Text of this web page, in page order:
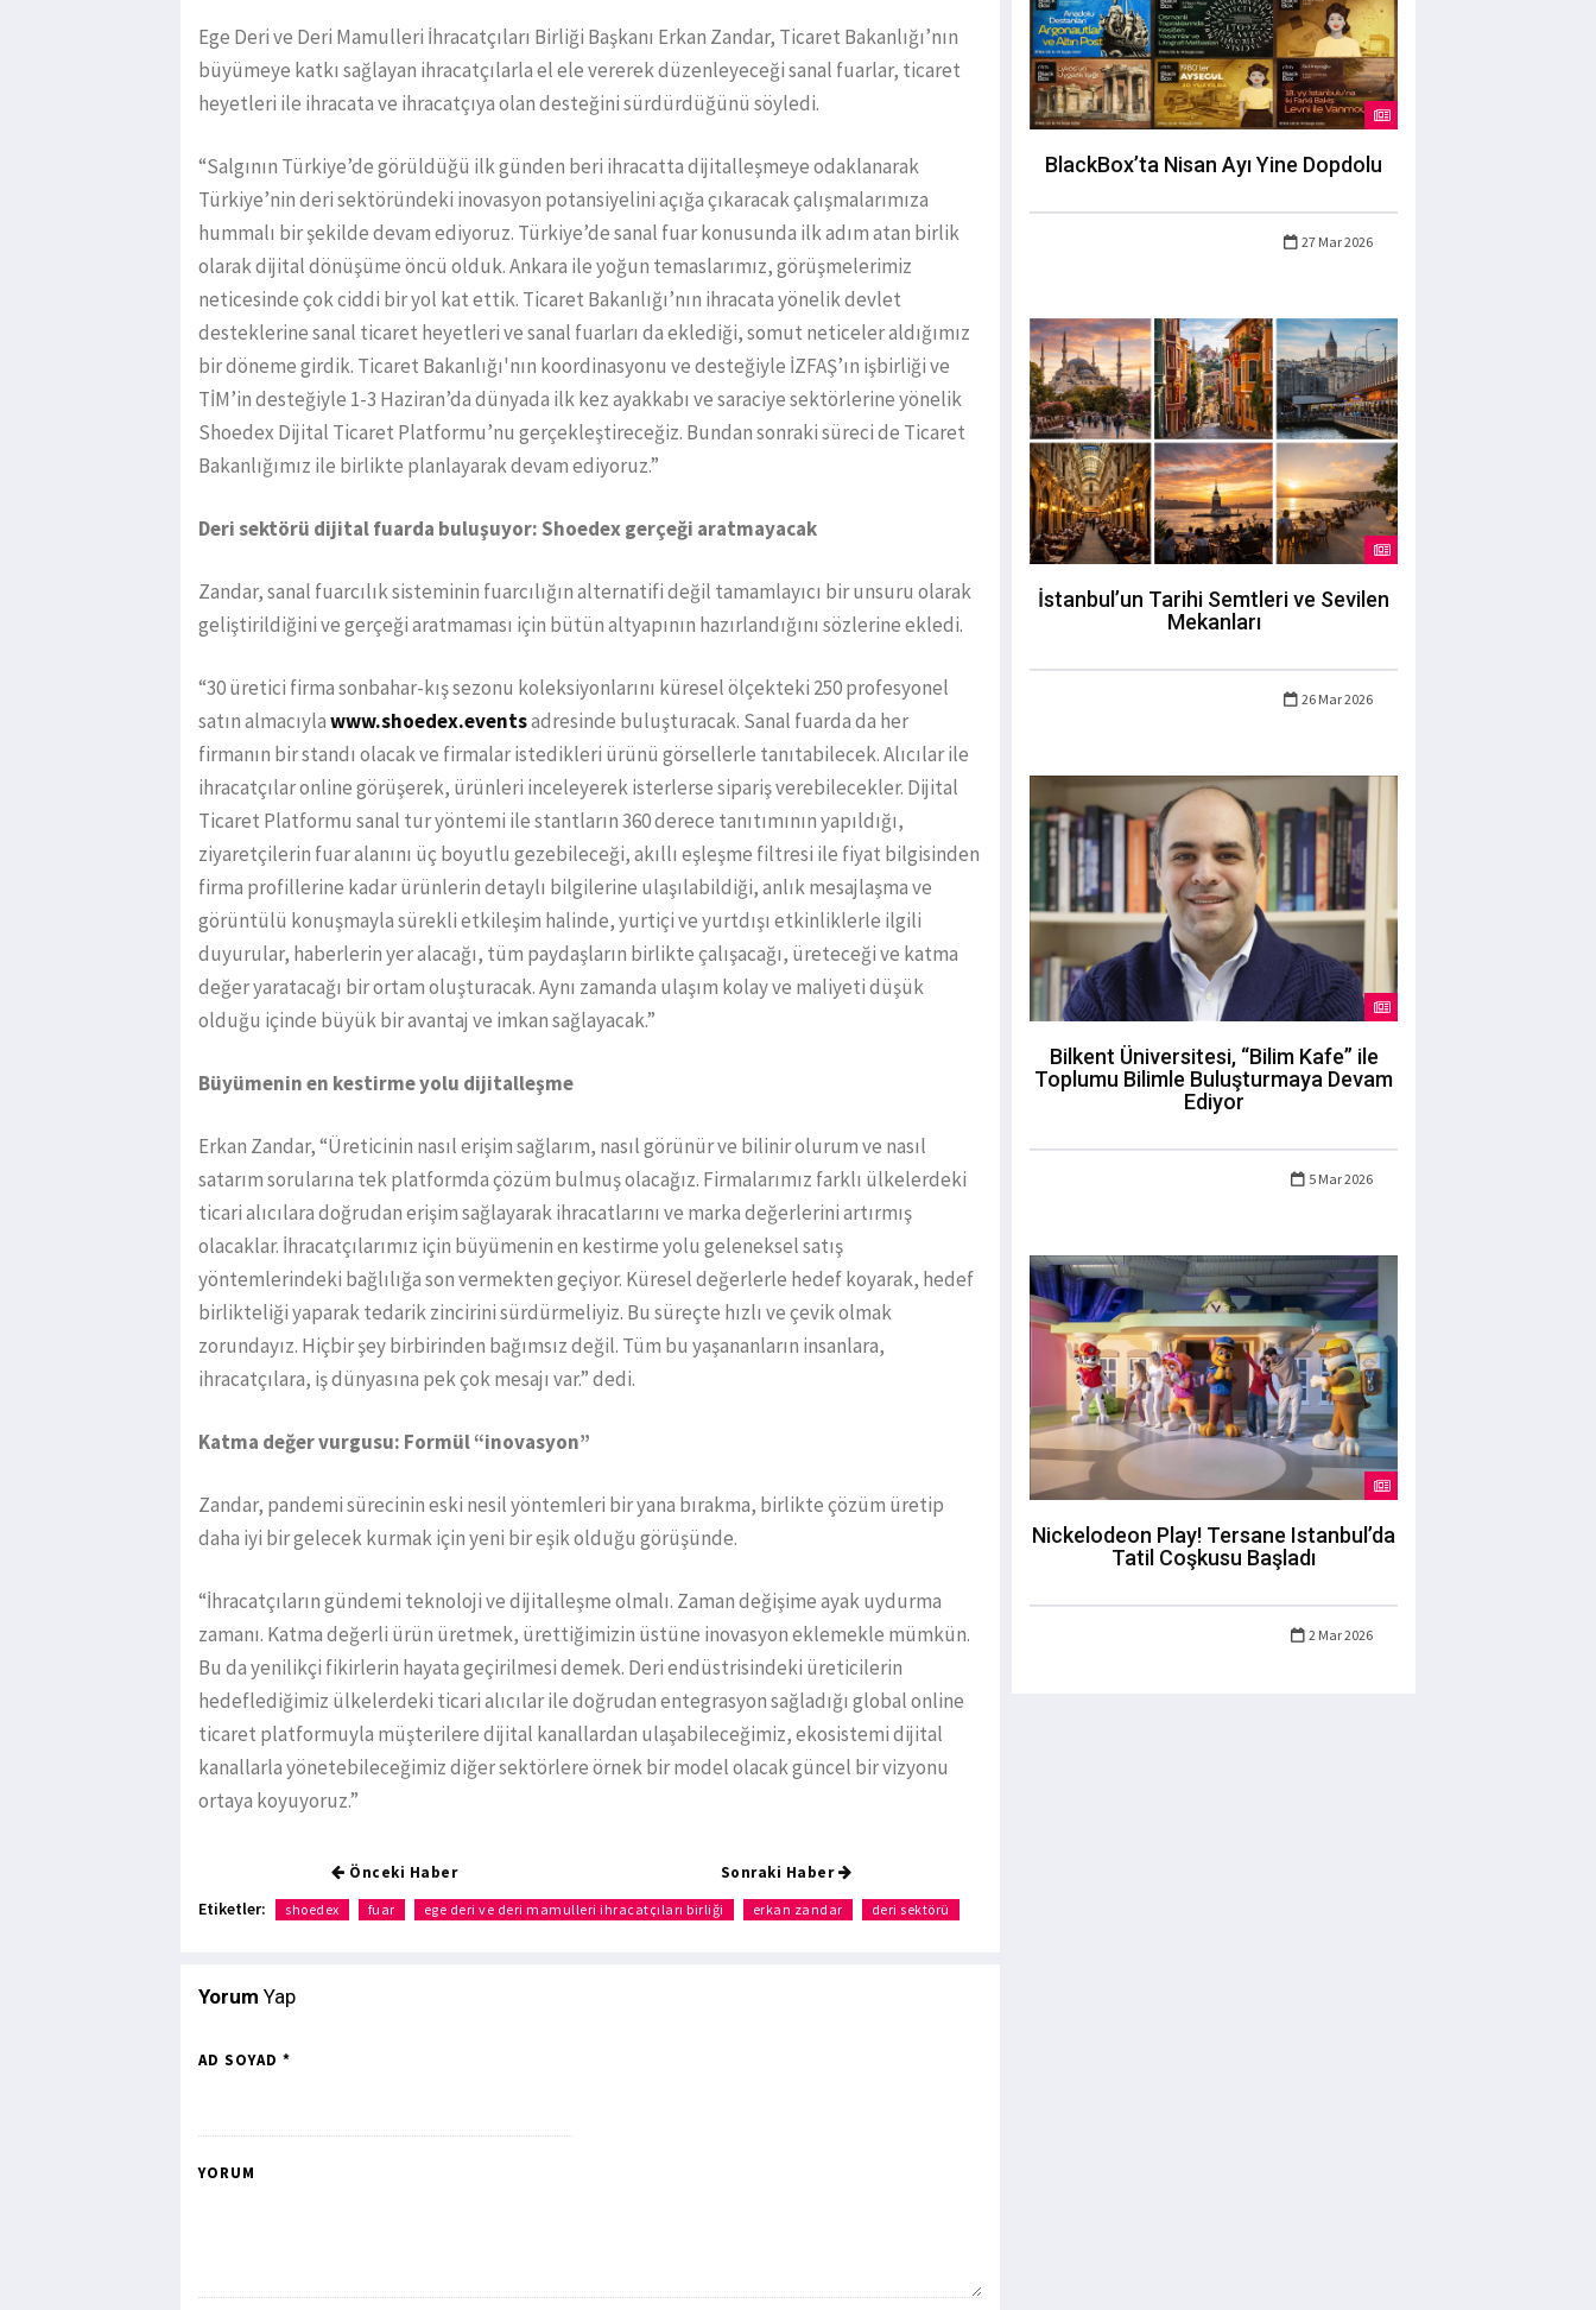
Ege Deri ve Deri Mamulleri İhracatçıları Birliği Başkanı Erkan Zandar, Ticaret Bakanlığı’nın
büyümeye katkı sağlayan ihracatçılarla el ele vererek düzenleyeceği sanal fuarlar, ticaret
heyetleri ile ihracata ve ihracatçıya olan desteğini sürdürdüğünü söyledi.
“Salgının Türkiye’de görüldüğü ilk günden beri ihracatta dijitalleşmeye odaklanarak
Türkiye’nin deri sektöründeki inovasyon potansiyelini açığa çıkaracak çalışmalarımıza
hummalı bir şekilde devam ediyoruz. Türkiye’de sanal fuar konusunda ilk adım atan birlik
olarak dijital dönüşüme öncü olduk. Ankara ile yoğun temaslarımız, görüşmelerimiz
neticesinde çok ciddi bir yol kat ettik. Ticaret Bakanlığı’nın ihracata yönelik devlet
desteklerine sanal ticaret heyetleri ve sanal fuarları da eklediği, somut neticeler aldığımız
bir döneme girdik. Ticaret Bakanlığı'nın koordinasyonu ve desteğiyle İZFAŞ’ın işbirliği ve
TİM’in desteğiyle 1-3 Haziran’da dünyada ilk kez ayakkabı ve saraciye sektörlerine yönelik
Shoedex Dijital Ticaret Platformu’nu gerçekleştireceğiz. Bundan sonraki süreci de Ticaret
Bakanlığımız ile birlikte planlayarak devam ediyoruz.”
Deri sektörü dijital fuarda buluşuyor: Shoedex gerçeği aratmayacak
Zandar, sanal fuarcılık sisteminin fuarcılığın alternatifi değil tamamlayıcı bir unsuru olarak
geliştirildiğini ve gerçeği aratmaması için bütün altyapının hazırlandığını sözlerine ekledi.
“30 üretici firma sonbahar-kış sezonu koleksiyonlarını küresel ölçekteki 250 profesyonel
satın almacıylawww.shoedex.eventsadresinde buluşturacak. Sanal fuarda da her
firmanın bir standı olacak ve firmalar istedikleri ürünü görsellerle tanıtabilecek. Alıcılar ile
ihracatçılar online görüşerek, ürünleri inceleyerek isterlerse sipariş verebilecekler. Dijital
Ticaret Platformu sanal tur yöntemi ile stantların 360 derece tanıtımının yapıldığı,
ziyaretçilerin fuar alanını üç boyutlu gezebileceği, akıllı eşleşme filtresi ile fiyat bilgisinden
firma profillerine kadar ürünlerin detaylı bilgilerine ulaşılabildiği, anlık mesajlaşma ve
görüntülü konuşmayla sürekli etkileşim halinde, yurtiçi ve yurtdışı etkinliklerle ilgili
duyurular, haberlerin yer alacağı, tüm paydaşların birlikte çalışacağı, üreteceği ve katma
değer yaratacağı bir ortam oluşturacak. Aynı zamanda ulaşım kolay ve maliyeti düşük
olduğu içinde büyük bir avantaj ve imkan sağlayacak.”
Büyümenin en kestirme yolu dijitalleşme
Erkan Zandar, “Üreticinin nasıl erişim sağlarım, nasıl görünür ve bilinir olurum ve nasıl
satarım sorularına tek platformda çözüm bulmuş olacağız. Firmalarımız farklı ülkelerdeki
ticari alıcılara doğrudan erişim sağlayarak ihracatlarını ve marka değerlerini artırmış
olacaklar. İhracatçılarımız için büyümenin en kestirme yolu geleneksel satış
yöntemlerindeki bağlılığa son vermekten geçiyor. Küresel değerlerle hedef koyarak, hedef
birlikteliği yaparak tedarik zincirini sürdürmeliyiz. Bu süreçte hızlı ve çevik olmak
zorundayız. Hiçbir şey birbirinden bağımsız değil. Tüm bu yaşananların insanlara,
ihracatçılara, iş dünyasına pek çok mesajı var.” dedi.
Katma değer vurgusu: Formül “inovasyon”
Zandar, pandemi sürecinin eski nesil yöntemleri bir yana bırakma, birlikte çözüm üretip
daha iyi bir gelecek kurmak için yeni bir eşik olduğu görüşünde.
“İhracatçıların gündemi teknoloji ve dijitalleşme olmalı. Zaman değişime ayak uydurma
zamanı. Katma değerli ürün üretmek, ürettiğimizin üstüne inovasyon eklemekle mümkün.
Bu da yenilikçi fikirlerin hayata geçirilmesi demek. Deri endüstrisindeki üreticilerin
hedeflediğimiz ülkelerdeki ticari alıcılar ile doğrudan entegrasyon sağladığı global online
ticaret platformuyla müşterilere dijital kanallardan ulaşabileceğimiz, ekosistemi dijital
kanallarla yönetebileceğimiz diğer sektörlere örnek bir model olacak güncel bir vizyonu
ortaya koyuyoruz.”
Önceki Haber Sonraki Haber
Etiketler: shoedex fuar ege deri ve deri mamulleri ihracatçıları birliği erkan zandar deri sektörü
Yorum Yap
AD SOYAD *
YORUM
BlackBox’ta Nisan Ayı Yine Dopdolu
27 Mar 2026
İstanbul’un Tarihi Semtleri ve Sevilen
Mekanları
26 Mar 2026
Bilkent Üniversitesi, “Bilim Kafe” ile
Toplumu Bilimle Buluşturmaya Devam
Ediyor
5 Mar 2026
Nickelodeon Play! Tersane Istanbul’da
Tatil Coşkusu Başladı
2 Mar 2026